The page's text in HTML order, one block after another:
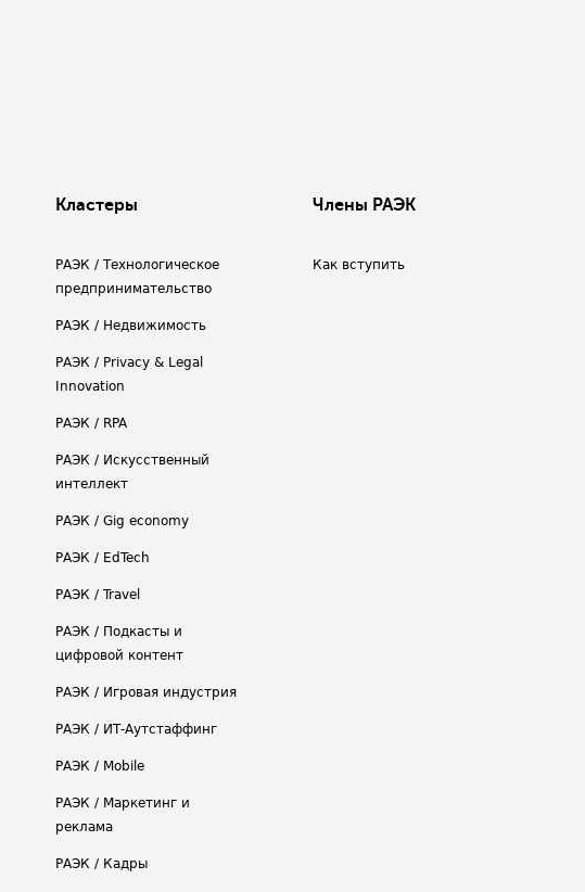
Кластеры
РАЭК / Технологическое
предпринимательство
РАЭК / Недвижимость
РАЭК / Privacy & Legal
Innovation
РАЭК / RPA
РАЭК / Искусственный
интеллект
РАЭК / Gig economy
РАЭК / EdTech
РАЭК / Travel
РАЭК / Подкасты и
цифровой контент
РАЭК / Игровая индустрия
РАЭК / ИТ-Аутстаффинг
РАЭК / Mobile
РАЭК / Маркетинг и
реклама
РАЭК / Кадры
Члены РАЭК
Как вступить